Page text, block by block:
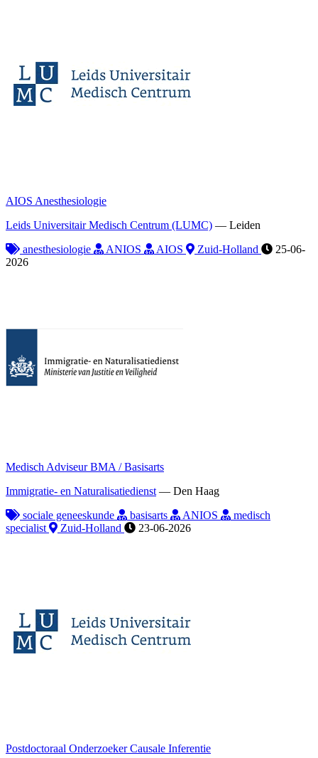
AIOS Anesthesiologie
Leids Universitair Medisch Centrum (LUMC) — Leiden
anesthesiologie
ANIOS AIOS Zuid-Holland
25-06-
2026
Medisch Adviseur BMA / Basisarts
Immigratie- en Naturalisatiedienst — Den Haag
sociale geneeskunde
basisarts ANIOS
medisch
specialist
Zuid-Holland 23-06-2026
Postdoctoraal Onderzoeker Causale Inferentie